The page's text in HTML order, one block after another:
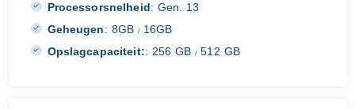
Processorsnelheid: Gen. 13
Geheugen: 8GB / 16GB
Opslagcapaciteit:: 256 GB/ 512 GB